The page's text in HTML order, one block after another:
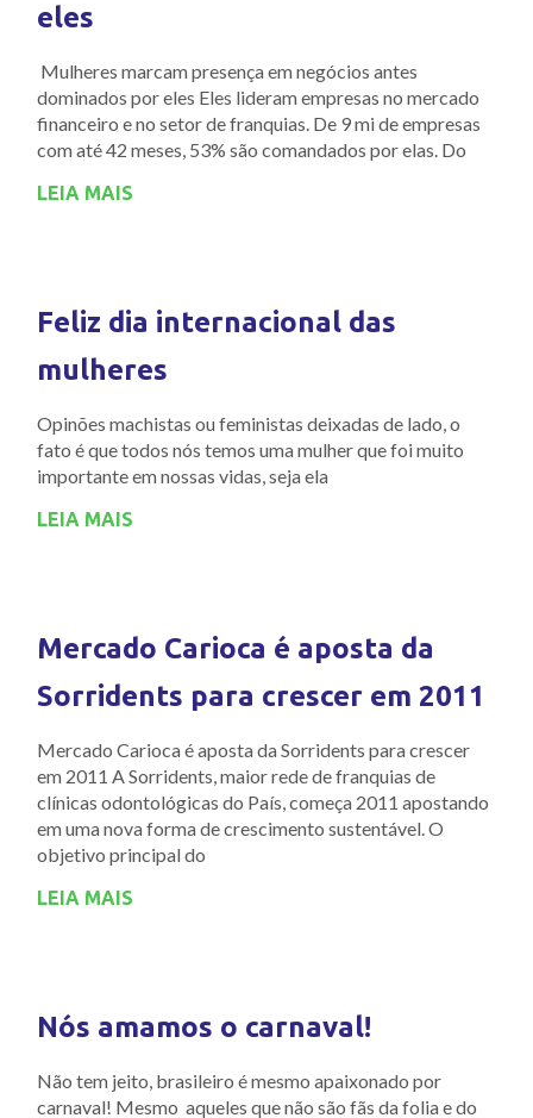
eles
Mulheres marcam presença em negócios antes
dominados por eles Eles lideram empresas no mercado
financeiro e no setor de franquias. De 9 mi de empresas
com até 42 meses, 53% são comandados por elas. Do
LEIA MAIS
Feliz dia internacional das
mulheres
Opinões machistas ou feministas deixadas de lado, o
fato é que todos nós temos uma mulher que foi muito
importante em nossas vidas, seja ela
LEIA MAIS
Mercado Carioca é aposta da
Sorridents para crescer em 2011
Mercado Carioca é aposta da Sorridents para crescer
em 2011 A Sorridents, maior rede de franquias de
clínicas odontológicas do País, começa 2011 apostando
em uma nova forma de crescimento sustentável. O
objetivo principal do
LEIA MAIS
Nós amamos o carnaval!
Não tem jeito, brasileiro é mesmo apaixonado por
carnaval! Mesmo aqueles que não são fãs da folia e do